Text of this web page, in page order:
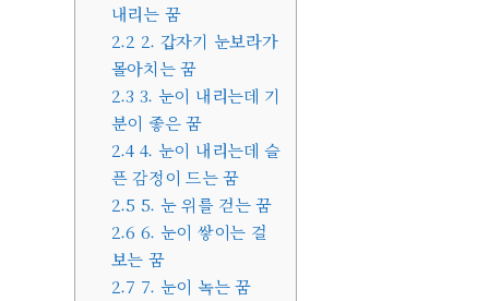
내리는 꿈
2.2 2. 갑자기 눈보라가
몰아치는 꿈
2.3 3. 눈이 내리는데 기
분이 좋은 꿈
2.44. 눈이 내리는데 슬
픈 감정이 드는 꿈
2.5 5. 눈 위를 걷는 꿈
2.6 6. 눈이 쌓이는 걸
보는 꿈
2.7 7. 눈이 녹는 꿈